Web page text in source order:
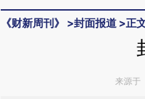
《财新周刊》 >封面报道 >正
来源于